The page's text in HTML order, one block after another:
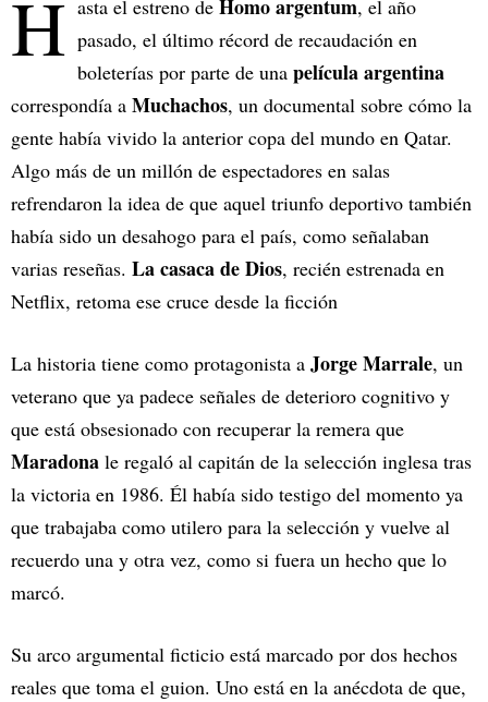
H asta el estreno de Homo argentum, el año
pasado, el último récord de recaudación en
boleterías por parte de una película argentina
correspondía a Muchachos, un documental sobre cómo la
gente había vivido la anterior copa del mundo en Qatar.
Algo más de un millón de espectadores en salas
refrendaron la idea de que aquel triunfo deportivo también
había sido un desahogo para el país, como señalaban
varias reseñas. La casaca de Dios, recién estrenada en
Netflix, retoma ese cruce desde la ficción
La historia tiene como protagonista a Jorge Marrale, un
veterano que ya padece señales de deterioro cognitivo y
que está obsesionado con recuperar la remera que
Maradona le regaló al capitán de la selección inglesa tras
la victoria en 1986. Él había sido testigo del momento ya
que trabajaba como utilero para la selección y vuelve al
recuerdo una y otra vez, como si fuera un hecho que lo
marcó.
Su arco argumental ficticio está marcado por dos hechos
reales que toma el guion. Uno está en la anécdota de que,